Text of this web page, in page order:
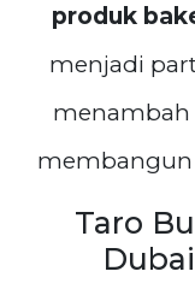
produk
menjadi
menambah
membangun
Taro